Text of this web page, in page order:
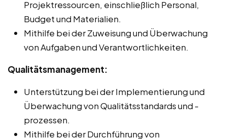
Projektressourcen, einschließlich Personal,
Budget und Materialien.
Mithilfe bei der Zuweisung und Überwachung
von Aufgaben und Verantwortlichkeiten.
Qualitätsmanagement:
Unterstützung bei der Implementierung und
Überwachung von Qualitätsstandards und -
prozessen.
Mithilfe bei der Durchführung von